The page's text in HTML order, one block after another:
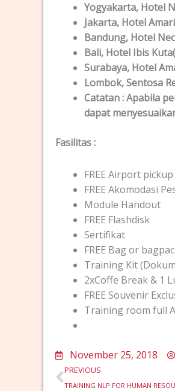
Yogyakarta, Hotel
Jakarta, Hotel
Bandung, Hotel
Bali, Hotel Ibis
Surabaya, Hotel
Lombok, Sentosa
Catatan :Apabila
dapat
Fasilitas:
FREE Airport
FREE Akomodasi
Module Handout
FREE Flashdisk
Sertifikat
FREE Bag or
Training Kit
2xCoffe Break & 1
FREE Souvenir
Training room full
November 25, 2018
Prev
PREVIOUS
TRAINING NLP FOR HUMAN